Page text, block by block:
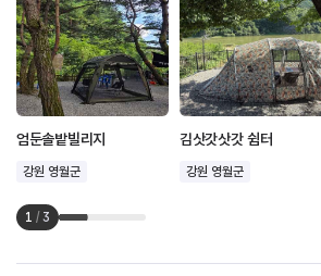
엄둔솔밭빌리지
강원 영월군
김삿갓삿갓 쉼터
강원 영월군
1 / 3